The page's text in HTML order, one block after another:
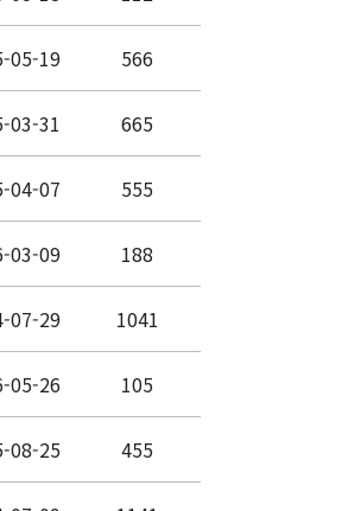
05-19 566
03-31 665
04-07 555
03-09 188
07-29 1041
05-26 105
08-25 455